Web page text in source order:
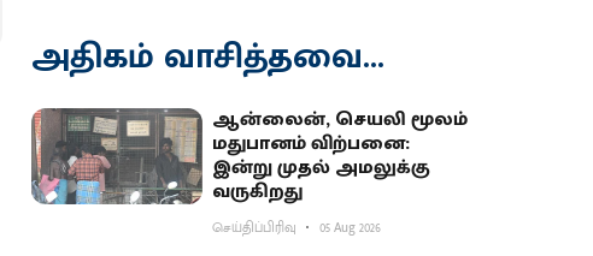
அதிகம் வாசித்தவை...
ஆன்லைன், செயலி மூலம்
மதுபானம் விற்பனை:
இன்று முதல் அமலுக்கு
வருகிறது
செய்திப்பிரிவு 05 Aug 2026